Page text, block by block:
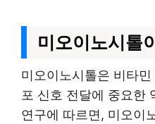
미오이노시톨
미오이노시톨은 비타
포 신호 전달에 중요한
연구에 따르면, 미오이